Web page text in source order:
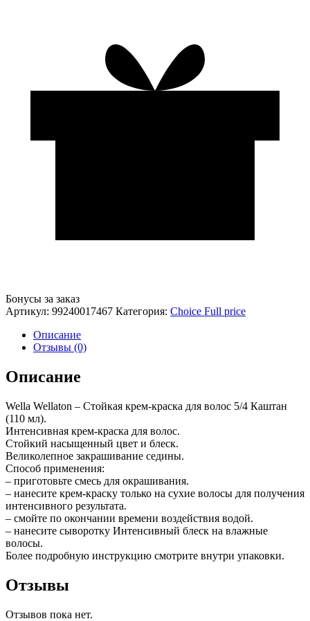
Бонусы за заказ
Артикул: 99240017467 Категория: Choice Full price
Описание
Отзывы (0)
Описание
Wella Wellaton – Стойкая крем-краска для волос 5/4 Каштан
(110 мл).
Интенсивная крем-краска для волос.
Стойкий насыщенный цвет и блеск.
Великолепное закрашивание седины.
Способ применения:
– приготовьте смесь для окрашивания.
– нанесите крем-краску только на сухие волосы для получения
интенсивного результата.
– смойте по окончании времени воздействия водой.
– нанесите сыворотку Интенсивный блеск на влажные
волосы.
Более подробную инструкцию смотрите внутри упаковки.
Отзывы
Отзывов пока нет.